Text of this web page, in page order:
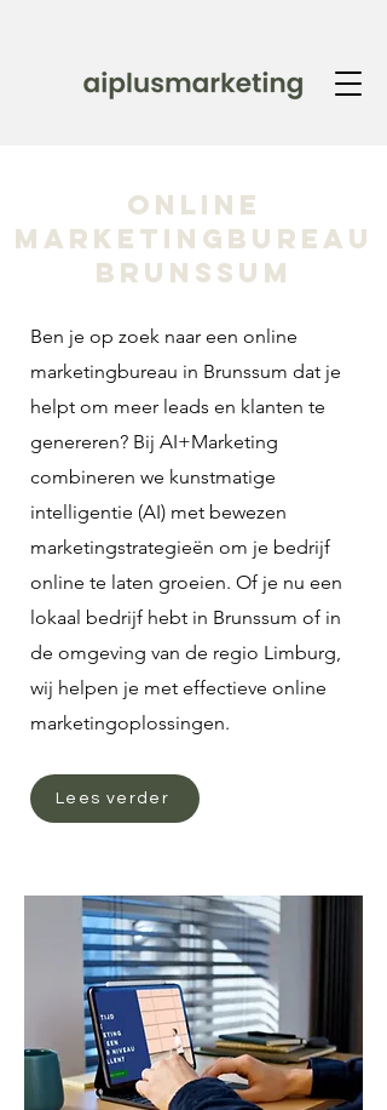
Online
marketingbureau
Brunssum
Ben je op zoek naar een online
marketingbureau in Brunssum dat je
helpt om meer leads en klanten te
genereren? Bij AI+Marketing
combineren we kunstmatige
intelligentie (AI) met bewezen
marketingstrategieën om je bedrijf
online te laten groeien. Of je nu een
lokaal bedrijf hebt in Brunssum of in
de omgeving van de regio Limburg,
wij helpen je met effectieve online
marketingoplossingen.
Lees verder